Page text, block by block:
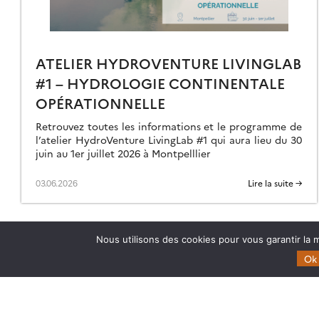
ATELIER HYDROVENTURE LIVINGLAB
#1 – HYDROLOGIE CONTINENTALE
OPÉRATIONNELLE
Retrouvez toutes les informations et le programme de
l’atelier HydroVenture LivingLab #1 qui aura lieu du 30
juin au 1er juillet 2026 à Montpelllier
03.06.2026 Lire la suite →
Nous utilisons des cookies pour vous garantir
Ok